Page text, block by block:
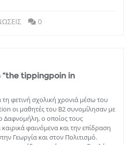
0
“the tippingpoin in
φετινή σχολική χρονιά μέσω του
οι μαθητές του Β2 συνομίλησαν με
Δαφνομήλη, ο οποίος τους
φαινόμενα και την επίδραση
Γεωργία και στον Πολιτισμό.